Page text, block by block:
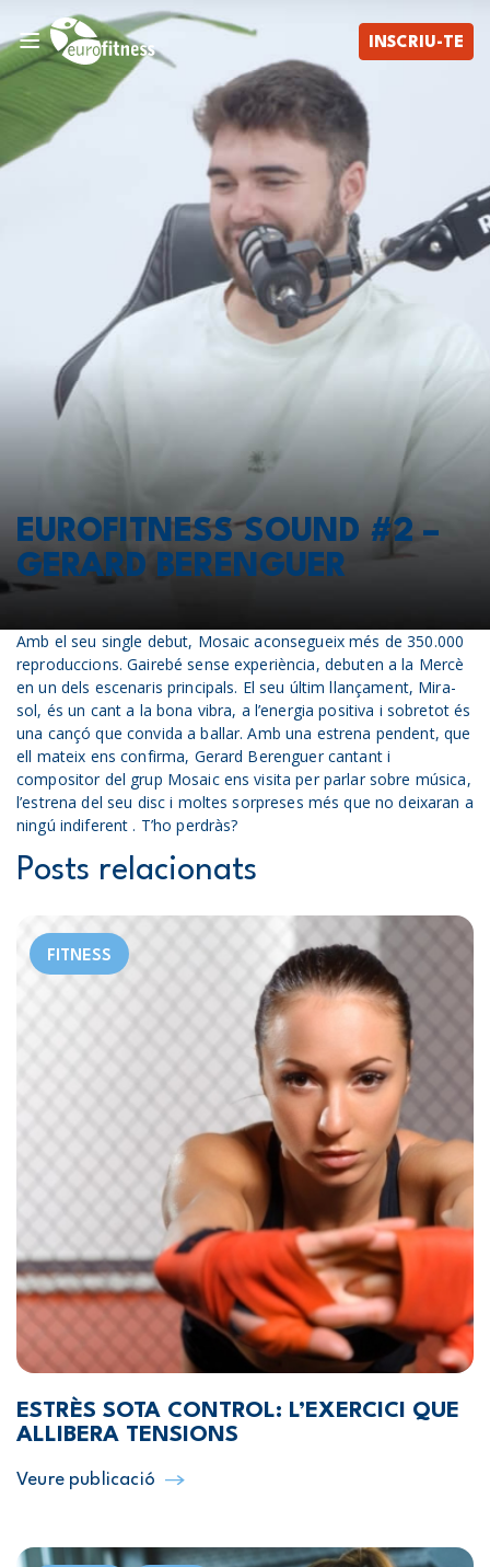
INSCRIU-TE
EUROFITNESS SOUND #2 –
GERARD BERENGUER
Amb el seu single debut, Mosaic aconsegueix més de 350.000
reproduccions. Gairebé sense experiència, debuten a la Mercè
en un dels escenaris principals. El seu últim llançament, Mira-
sol, és un cant a la bona vibra, a l’energia positiva i sobretot és
una cançó que convida a ballar. Amb una estrena pendent, que
ell mateix ens confirma, Gerard Berenguer cantant i
compositor del grup Mosaic ens visita per parlar sobre música,
l’estrena del seu disc i moltes sorpreses més que no deixaran a
ningú indiferent . T’ho perdràs?
Posts relacionats
FITNESS
ESTRÈS SOTA CONTROL: L’EXERCICI QUE
ALLIBERA TENSIONS
Veure publicació